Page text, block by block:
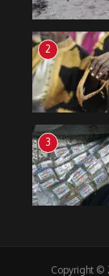
2
3
Copyright ©